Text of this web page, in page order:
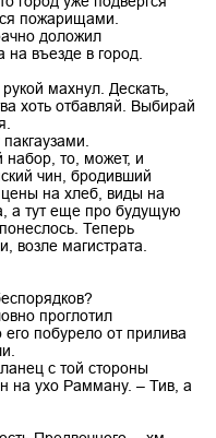
пожарищами.
доложил
въезде в город.
махнул. Дескать,
хоть отбавляй. Выбирай
набор, то, может, и
чин, бродивший
на хлеб, виды на
а тут еще про будущую
Теперь
возле магистрата.
проглотил
побурело от прилива
с той стороны
на ухо Рамману. – Тив, а